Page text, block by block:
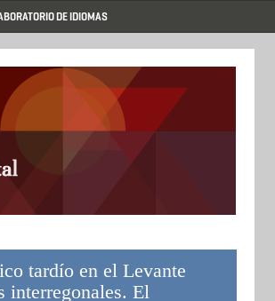
DE IDIOMAS
tardío en el Levante
interregonales. El